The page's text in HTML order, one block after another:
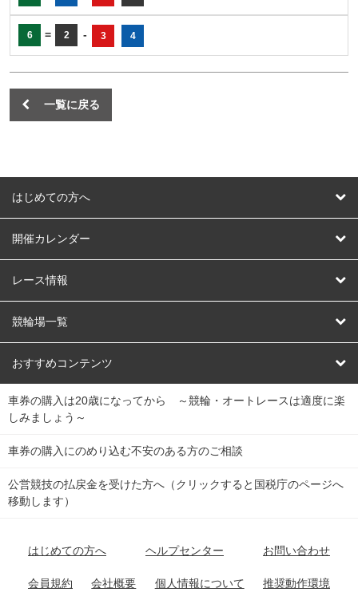
6 = 2 - 3 4
一覧に戻る
はじめての方へ
はじめての方へ
開催カレンダー
競輪
オートレース
競輪くじ
Dokanto!
チャリロトプラザ
レース情報
レース予想
レース結果
キャリーオーバー一覧
競輪場一覧
北日本 函館競輪場
関
東
弥彦競輪場 前橋競輪場 取手競輪場 宇都宮競輪場
関
東
小田原競輪場
名古屋競輪場 岐阜競輪場 大垣競輪場 豊橋競輪場
富山競輪場 松阪競輪場 四日市競輪場
おすすめコンテンツ
競輪選手情報
Perfecta Navi
netkeirin
車券の購入は20歳になってから ～競輪・オートレースは適度に楽
しみましょう～
車券の購入にのめり込む不安のある方のご相談
公営競技の払戻金を受けた方へ（クリックすると国税庁のページへ
移動します）
はじめての方へ ヘルプセンター お問い合わせ
会員規約 会社概要 個人情報について 推奨動作環境